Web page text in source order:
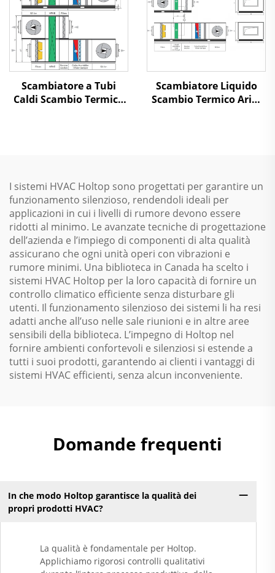
Scambiatore a Tubi
Caldi Scambio Termico
Scambiatore Liquido
Scambio Termico Aria-
I sistemi HVAC Holtop sono progettati per garantire un
funzionamento silenzioso, rendendoli ideali per
applicazioni in cui i livelli di rumore devono essere
ridotti al minimo. Le avanzate tecniche di progettazione
dell’azienda e l’impiego di componenti di alta qualità
assicurano che ogni unità operi con vibrazioni e
rumore minimi. Una biblioteca in Canada ha scelto i
sistemi HVAC Holtop per la loro capacità di fornire un
controllo climatico efficiente senza disturbare gli
utenti. Il funzionamento silenzioso dei sistemi li ha resi
adatti anche all’uso nelle sale riunioni e in altre aree
sensibili della biblioteca. L’impegno di Holtop nel
fornire ambienti confortevoli e silenziosi si estende a
tutti i suoi prodotti, garantendo ai clienti i vantaggi di
sistemi HVAC efficienti, senza alcun inconveniente.
Domande frequenti
In che modo Holtop garantisce la qualità dei
propri prodotti HVAC?
La qualità è fondamentale per Holtop.
Applichiamo rigorosi controlli qualitativi